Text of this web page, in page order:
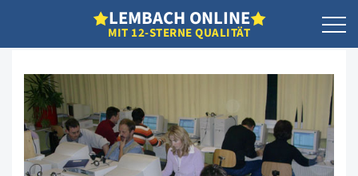
LEMBACH ONLINE
MIT 12-STERNE QUALITÄT